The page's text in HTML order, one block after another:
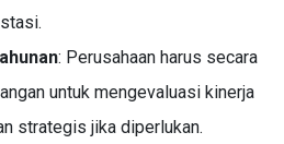
: Perusahaan harus secara
untuk mengevaluasi kinerja
strategis jika diperlukan.